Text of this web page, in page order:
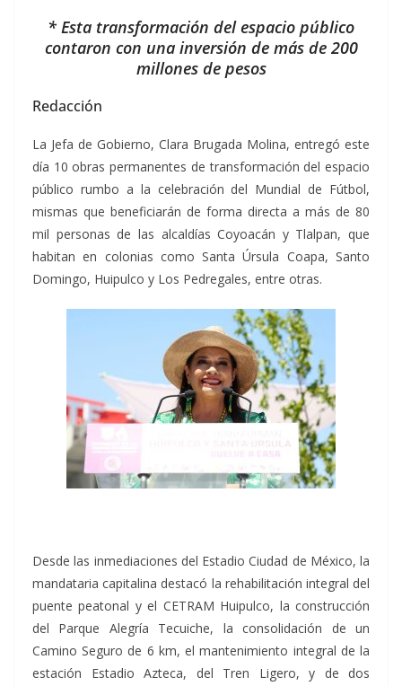
* Esta transformación del espacio público
contaron con una inversión de más de 200
millones de pesos
Redacción
La Jefa de Gobierno, Clara Brugada Molina, entregó este
día 10 obras permanentes de transformación del espacio
público rumbo a la celebración del Mundial de Fútbol,
mismas que beneficiarán de forma directa a más de 80
mil personas de las alcaldías Coyoacán y Tlalpan, que
habitan en colonias como Santa Úrsula Coapa, Santo
Domingo, Huipulco y Los Pedregales, entre otras.
Desde las inmediaciones del Estadio Ciudad de México, la
mandataria capitalina destacó la rehabilitación integral del
puente peatonal y el CETRAM Huipulco, la construcción
del Parque Alegría Tecuiche, la consolidación de un
Camino Seguro de 6 km, el mantenimiento integral de la
estación Estadio Azteca, del Tren Ligero, y de dos